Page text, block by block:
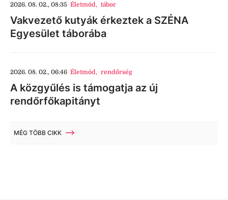
2026. 08. 02., 08:35 Életmód, tábor
Vakvezető kutyák érkeztek a SZÉNA
Egyesület táborába
2026. 08. 02., 06:46 Életmód, rendőrség
A közgyűlés is támogatja az új
rendőrfőkapitányt
MÉG TÖBB CIKK